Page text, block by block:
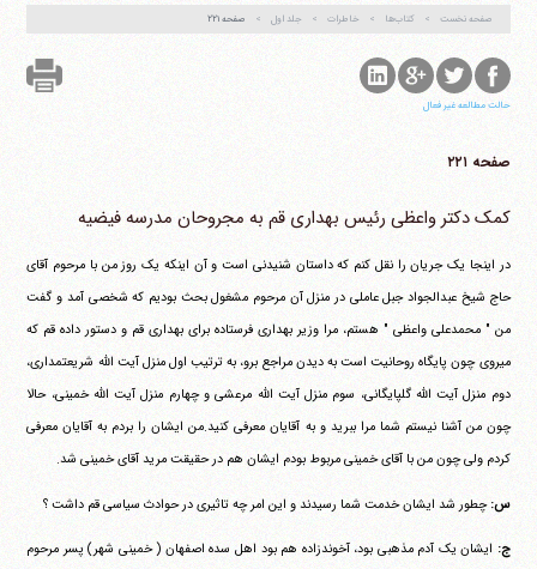
صفحه نخست
کتاب‌ها خاطرات جلد اول صفحه ۲۲۱
حالت مطالعه غیر فعال
صفحه ۲۲۱
کمک دکتر واعظی رئیس بهداری قم به مجروحان مدرسه فیضیه
در اینجا یک جریان را نقل کنم که داستان شنیدنی است و آن اینکه یک روز من با مرحوم آقای
حاج شیخ عبدالجواد جبل عاملی در منزل آن مرحوم مشغول بحث بودیم که شخصی آمد و گفت
من " محمدعلی واعظی " هستم، مرا وزیر بهداری فرستاده برای بهداری قم و دستور داده قم که
می‎روی چون پایگاه روحانیت است به دیدن مراجع برو، به ترتیب اول منزل آیت الله شریعتمداری،
دوم منزل آیت الله گلپایگانی، سوم منزل آیت الله مرعشی و چهارم منزل آیت الله خمینی، حالا
چون من آشنا نیستم شما مرا ببرید و به آقایان معرفی کنید.من ایشان را بردم به آقایان معرفی
کردم ولی چون من با آقای خمینی مربوط بودم ایشان هم در حقیقت مرید آقای خمینی شد.
س:چطور شد ایشان خدمت شما رسیدند و این امر چه تاثیری در حوادث سیاسی قم داشت ؟
ج: ایشان یک آدم مذهبی بود، آخوندزاده هم بود اهل سده اصفهان ( خمینی شهر) پسر مرحوم